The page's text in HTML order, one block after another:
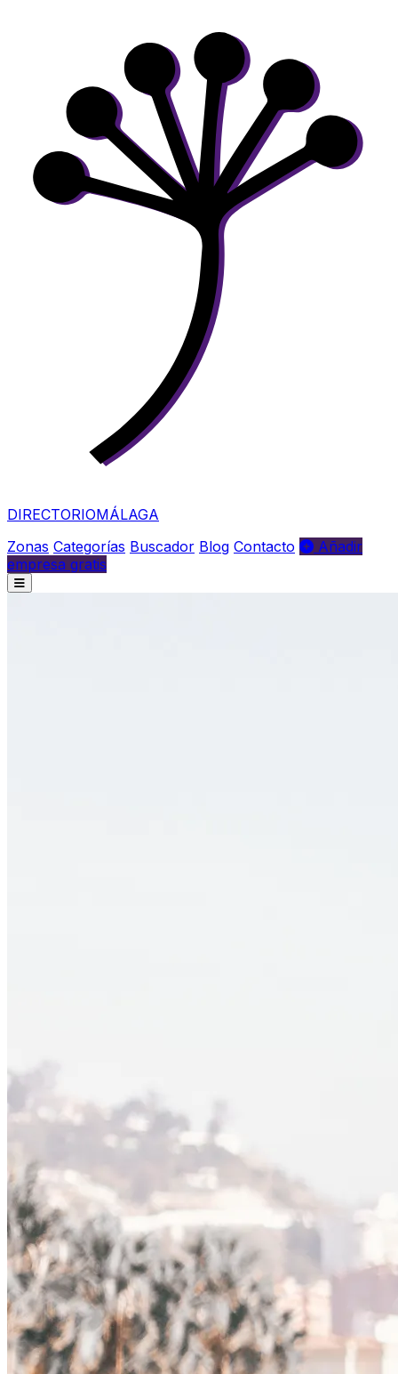
DIRECTORIOMÁLAGA
Zonas Categorías Buscador Blog Contacto
Añadir
empresa gratis